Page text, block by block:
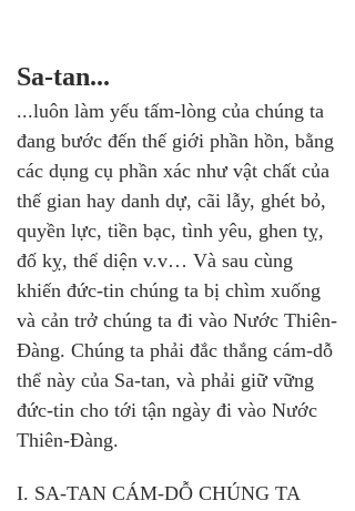
Sa-tan...
...luôn làm yếu tấm-lòng của chúng ta
đang bước đến thế giới phần hồn, bằng
các dụng cụ phần xác như vật chất của
thế gian hay danh dự, cãi lẫy, ghét bỏ,
quyền lực, tiền bạc, tình yêu, ghen tỵ,
đố kỵ, thể diện v.v… Và sau cùng
khiến đức-tin chúng ta bị chìm xuống
và cản trở chúng ta đi vào Nước Thiên-
Đàng. Chúng ta phải đắc thắng cám-dỗ
thể này của Sa-tan, và phải giữ vững
đức-tin cho tới tận ngày đi vào Nước
Thiên-Đàng.
I. SA-TAN CÁM-DỖ CHÚNG TA